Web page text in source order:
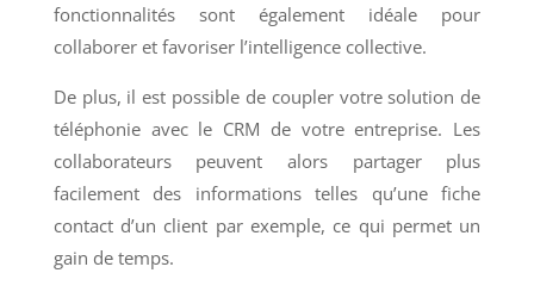
fonctionnalités sont également idéale pour
collaborer et favoriser l’intelligence collective.
De plus, il est possible de coupler votre solution de
téléphonie avec le CRM de votre entreprise. Les
collaborateurs peuvent alors partager plus
facilement des informations telles qu’une fiche
contact d’un client par exemple, ce qui permet un
gain de temps.